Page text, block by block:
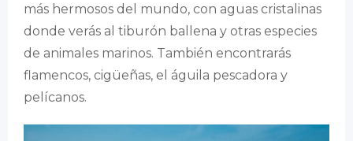
más hermosos del mundo, con aguas cristalinas
donde verás al tiburón ballena y otras especies
de animales marinos. También encontrarás
flamencos, cigüeñas, el águila pescadora y
pelícanos.